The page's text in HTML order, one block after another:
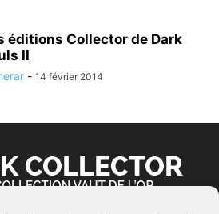
éditions Collector de Dark
II
- 14 février 2014